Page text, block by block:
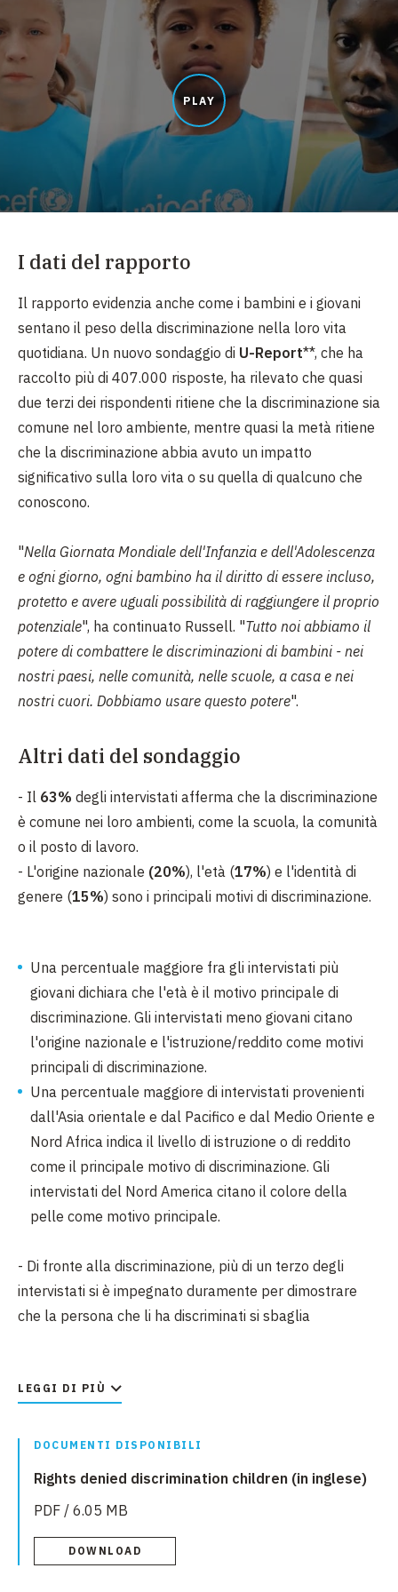
PLAY
I dati del rapporto
Il rapporto evidenzia anche come i bambini e i giovani
sentano il peso della discriminazione nella loro vita
quotidiana. Un nuovo sondaggio di U-Report**, che ha
raccolto più di 407.000 risposte, ha rilevato che quasi
due terzi dei rispondenti ritiene che la discriminazione sia
comune nel loro ambiente, mentre quasi la metà ritiene
che la discriminazione abbia avuto un impatto
significativo sulla loro vita o su quella di qualcuno che
conoscono.
"Nella Giornata Mondiale dell'Infanzia e dell'Adolescenza
e ogni giorno, ogni bambino ha il diritto di essere incluso,
protetto e avere uguali possibilità di raggiungere il proprio
potenziale", ha continuato Russell. "Tutto noi abbiamo il
potere di combattere le discriminazioni di bambini - nei
nostri paesi, nelle comunità, nelle scuole, a casa e nei
nostri cuori. Dobbiamo usare questo potere".
Altri dati del sondaggio
- Il 63% degli intervistati afferma che la discriminazione
è comune nei loro ambienti, come la scuola, la comunità
o il posto di lavoro.
- L'origine nazionale (20%), l'età (17%) e l'identità di
genere (15%) sono i principali motivi di discriminazione.
Una percentuale maggiore fra gli intervistati più
giovani dichiara che l'età è il motivo principale di
discriminazione. Gli intervistati meno giovani citano
l'origine nazionale e l'istruzione/reddito come motivi
principali di discriminazione.
Una percentuale maggiore di intervistati provenienti
dall'Asia orientale e dal Pacifico e dal Medio Oriente e
Nord Africa indica il livello di istruzione o di reddito
come il principale motivo di discriminazione. Gli
intervistati del Nord America citano il colore della
pelle come motivo principale.
- Di fronte alla discriminazione, più di un terzo degli
intervistati si è impegnato duramente per dimostrare
che la persona che li ha discriminati si sbaglia
* Uno studio del 2022 su 64 Paesi ha rilevato che i
tassi di vaccinazione più bassi in oltre la metà dei Paesi.
percentuali o più. I bambini appartenenti a un gruppo
etnico maggioritario avevano una percentuale di zero
dosi inferiore del 29% rispetto agli altri gruppi etnici
dello studio. Lo studio ha anche rilevato che i bambini
LEGGI DI PIÙ
DOCUMENTI DISPONIBILI
Rights denied discrimination children (in inglese)
PDF / 6.05 MB
DOWNLOAD